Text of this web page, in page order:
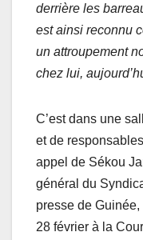
derrière les
est ainsi reconnu
un attroupement
chez lui,
C’est dans une
et de
appel de Sékou
général du
presse de Guinée,
28 février à la